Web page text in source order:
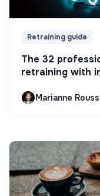
Retraining guide
The 32
retraining with
Marianne